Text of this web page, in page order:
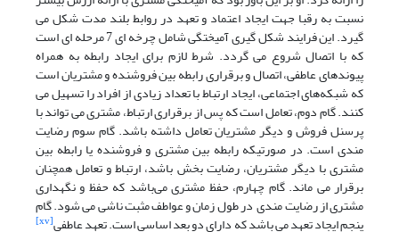
نسبت به رقبا جهت ایجاد اعتماد و تعهد در روابط بلند مدت شکل می
گیرد. این فرایند شکل گیری آمیختگی شامل چرخه ای 7 مرحله ای است
که با اتصال شروع می گردد. شرط لازم برای ایجاد رابطه به همراه
پیوند‌های عاطفی، اتصال و برقراری رابطه بین فروشنده و مشتریان است
که شبکه‌های اجتماعی، ایجاد ارتباط با تعداد زیادی از افراد را تسهیل می
کنند. گام دوم، تعامل است که پس از برقراری ارتباط، مشتری می تواند با
پرسنل فروش و دیگر مشتریان تعامل داشته باشد. گام سوم رضایت
مندی است. در صورتیکه رابطه بین مشتری و فروشنده یا رابطه بین
مشتری با دیگر مشتریان، رضایت بخش باشد، ارتباط و تعامل همچنان
برقرار می ماند. گام چهارم، حفظ مشتری می‌باشد که حفظ و نگهداری
مشتری از رضایت مندی در طول زمان و عواطف مثبت ناشی می شود. گام
پنجم ایجاد تعهد می باشد که دارای دو بعد اساسی است. تعهد عاطفی[xv]